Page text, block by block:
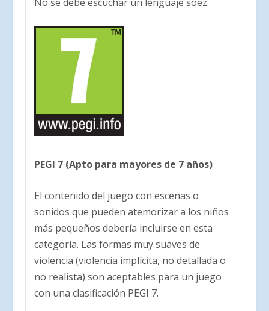
PEGI 7 (Apto para mayores de 7 años)
El contenido del juego con escenas o
sonidos que pueden atemorizar a los niños
más pequeños debería incluirse en esta
categoría. Las formas muy suaves de
violencia (violencia implícita, no detallada o
no realista) son aceptables para un juego
con una clasificación PEGI 7.